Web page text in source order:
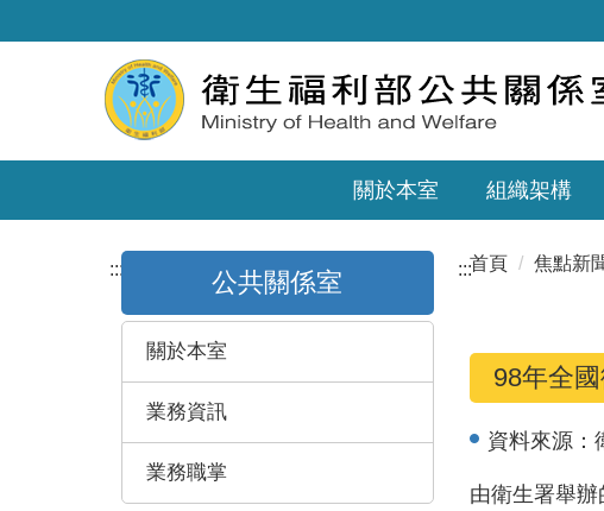
關於本室 組織架構
::: 公共關係室
關於本室
業務資訊
業務職掌
:::首頁 焦點新
98年全
資料來源：
由衛生署舉